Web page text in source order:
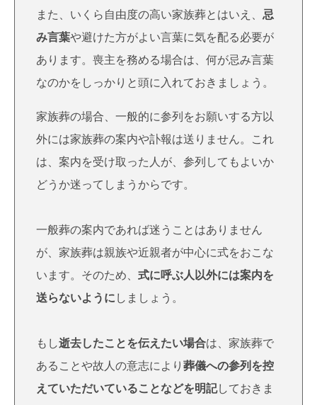
また、いくら自由度の高い家族葬とはいえ、 忌
み言葉や避けた方がよい言葉に気を配る必要が
あります。喪主を務める場合は、何が忌み言葉
なのかをしっかりと頭に入れておきましょう。
家族葬の場合、一般的に参列をお願いする方以
外には家族葬の案内や訃報は送りません。これ
は、案内を受け取った人が、参列してもよいか
どうか迷ってしまうからです。
一般葬の案内であれば迷うことはありません
が、家族葬は親族や近親者が中心に式をおこな
います。そのため、 式に呼ぶ人以外には案内を
送らないように しましょう。
もし逝去したことを伝えたい場合は、家族葬で
あることや故人の意志により 葬儀への参列を控
えていただいていることなどを明記しておきま